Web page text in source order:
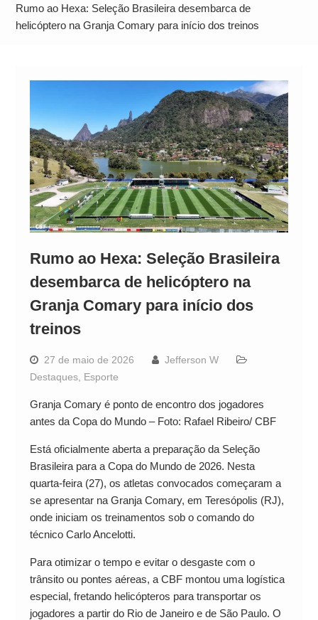
Alto
Rumo ao Hexa: Seleção Brasileira desembarca de
helicóptero na Granja Comary para início dos treinos
Rumo ao Hexa: Seleção Brasileira
desembarca de helicóptero na
Granja Comary para início dos
treinos
27 de maio de 2026
Jefferson W
Destaques, Esporte
Granja Comary é ponto de encontro dos jogadores
antes da Copa do Mundo – Foto: Rafael Ribeiro/ CBF
Está oficialmente aberta a preparação da Seleção
Brasileira para a Copa do Mundo de 2026. Nesta
quarta-feira (27), os atletas convocados começaram a
se apresentar na Granja Comary, em Teresópolis (RJ),
onde iniciam os treinamentos sob o comando do
técnico Carlo Ancelotti.
Para otimizar o tempo e evitar o desgaste com o
trânsito ou pontes aéreas, a CBF montou uma logística
especial, fretando helicópteros para transportar os
jogadores a partir do Rio de Janeiro e de São Paulo. O